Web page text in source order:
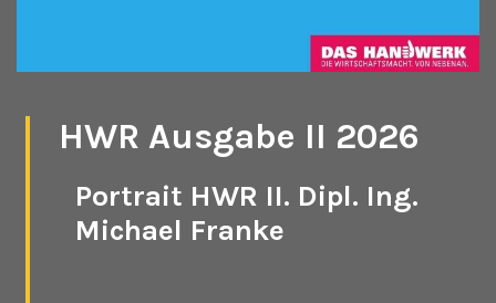
Landkreis Leipzig /
Nordsachsen
Portrait HWR II. Dipl. Ing.
Michael Franke
HWR Ausgabe II 2026